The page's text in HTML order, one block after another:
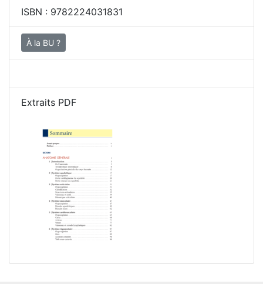
ISBN : 9782224031831
À la BU ?
Extraits PDF